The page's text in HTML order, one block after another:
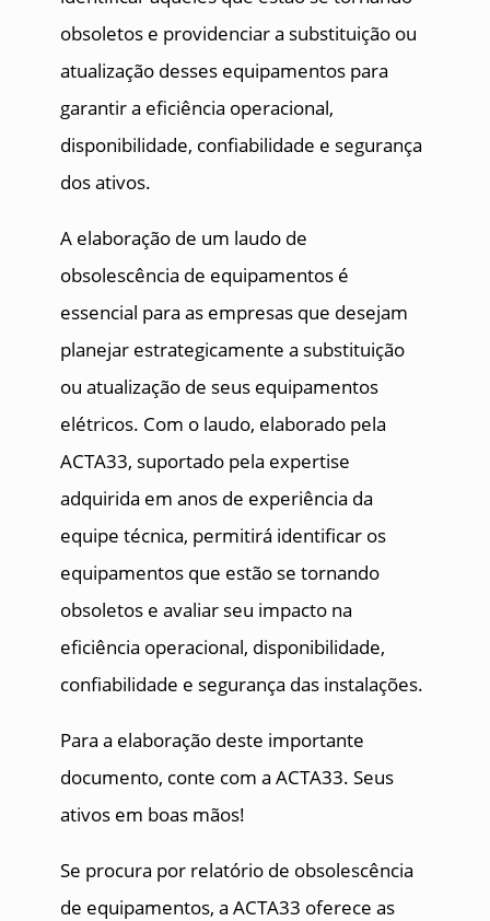
obsoletos e providenciar a substituição ou
atualização desses equipamentos para
garantir a eficiência operacional,
disponibilidade, confiabilidade e segurança
dos ativos.
A elaboração de um laudo de
obsolescência de equipamentos é
essencial para as empresas que desejam
planejar estrategicamente a substituição
ou atualização de seus equipamentos
elétricos. Com o laudo, elaborado pela
ACTA33, suportado pela expertise
adquirida em anos de experiência da
equipe técnica, permitirá identificar os
equipamentos que estão se tornando
obsoletos e avaliar seu impacto na
eficiência operacional, disponibilidade,
confiabilidade e segurança das instalações.
Para a elaboração deste importante
documento, conte com a ACTA33. Seus
ativos em boas mãos!
Se procura por relatório de obsolescência
de equipamentos, a ACTA33 oferece as